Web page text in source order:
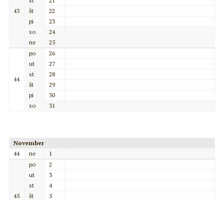
43
št
22
pi
23
so
24
ne
25
44
po
26
ut
27
st
28
št
29
pi
30
so
31
November
44
ne 1
45
po
2
ut
3
st
4
št
5